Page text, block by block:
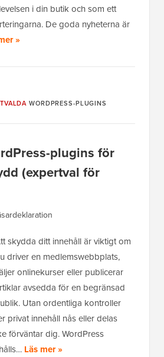
i din butik och som ett
De goda nyheterna är
»
WORDPRESS-PLUGINS
plugins för
(expertval för
skydda ditt innehåll är viktigt om
driver en medlemswebbplats,
onlinekurser eller publicerar
avsedda för en begränsad
Utan ordentliga kontroller
privat innehåll nås eller delas
förväntar dig. WordPress
Läs mer »